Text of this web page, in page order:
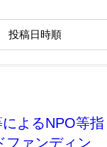
よるNPO等指
ファンディン